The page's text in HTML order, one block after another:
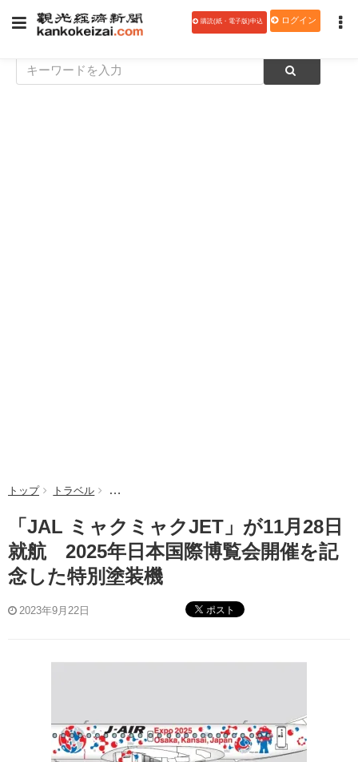
購読(紙・電子版)申込 ログイン
トップ トラベル 「JAL ミャクミャクJET」が11月28日就航 2025年
「JAL ミャクミャクJET」が11月28日
就航 2025年日本国際博覧会開催を記
念した特別塗装機
2023年9月22日 ポスト